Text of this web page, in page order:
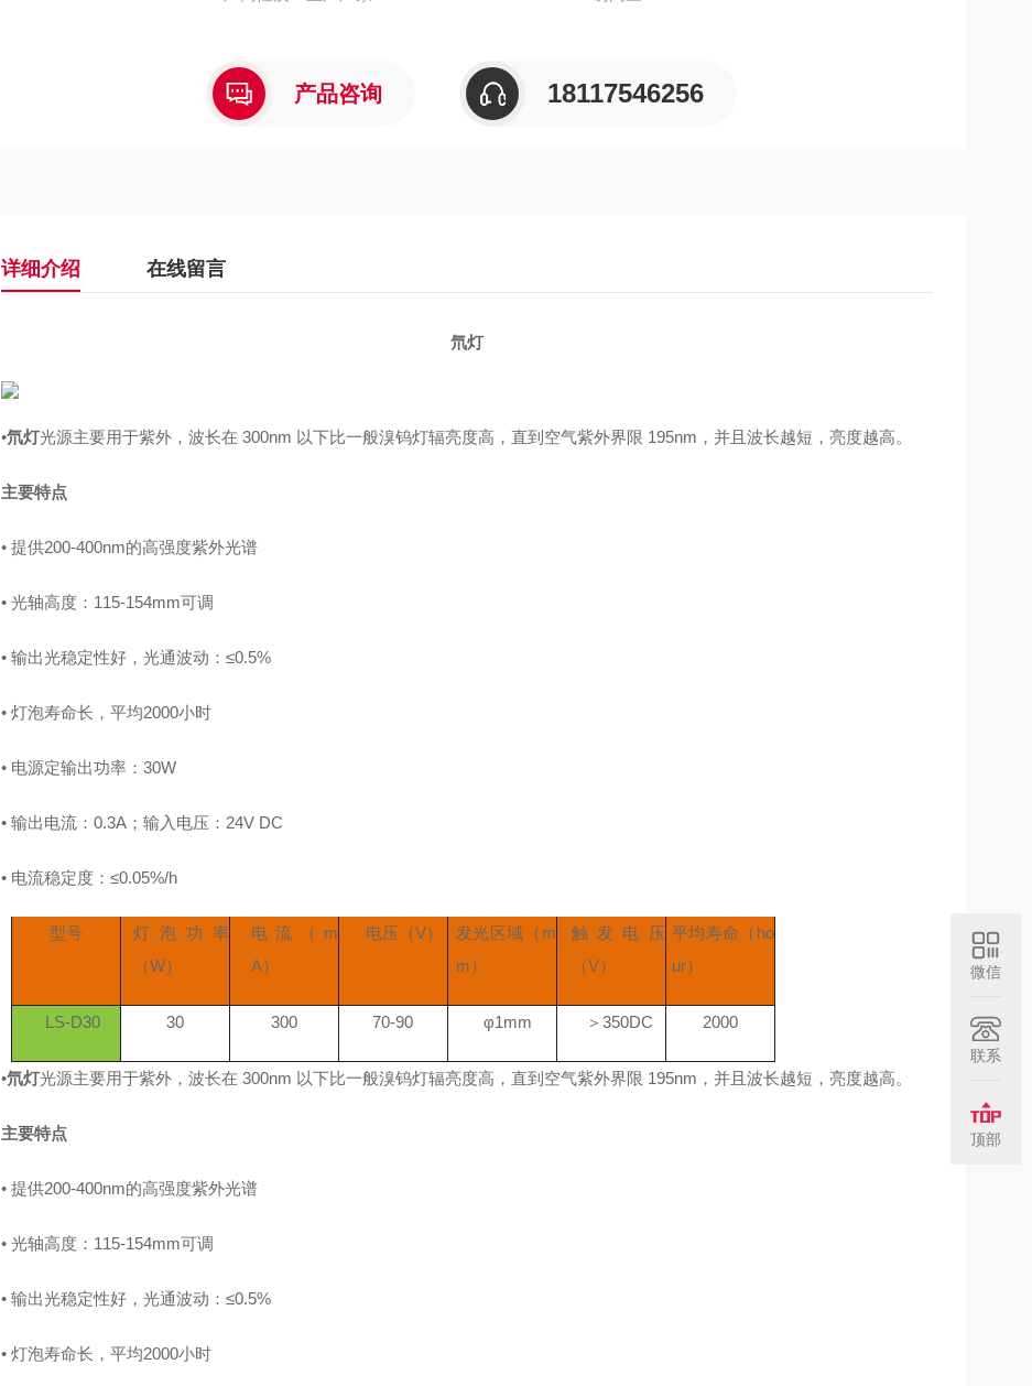
产品咨询 18117546256
详细介绍 在线留言
氘灯
•氘灯光源主要用于紫外，波长在 300nm 以下比一般溴钨灯辐亮度高，直到空气紫外界限 195nm，并且波长越短，亮度越高。
主要特点
• 提供200-400nm的高强度紫外光谱
• 光轴高度：115-154mm可调
• 输出光稳定性好，光通波动：≤0.5%
• 灯泡寿命长，平均2000小时
• 电源定输出功率：30W
• 输出电流：0.3A；输入电压：24V DC
• 电流稳定度：≤0.05%/h
型号
灯泡功率
（W）
电流（m
A）
电压（V）
发光区域（m
m）
触发电压
（V）
平均寿命（ho
ur）
LS-D30 30 300 70-90 φ1mm ＞350DC 2000
•氘灯光源主要用于紫外，波长在 300nm 以下比一般溴钨灯辐亮度高，直到空气紫外界限 195nm，并且波长越短，亮度越高。
主要特点
• 提供200-400nm的高强度紫外光谱
• 光轴高度：115-154mm可调
• 输出光稳定性好，光通波动：≤0.5%
• 灯泡寿命长，平均2000小时
微信
联系
顶部